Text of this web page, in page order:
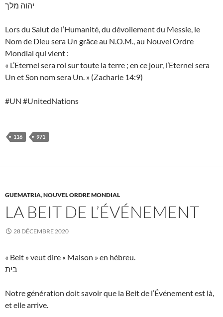
יהוה מלך
Lors du Salut de l’Humanité, du dévoilement du Messie, le
Nom de Dieu sera Un grâce au N.O.M., au Nouvel Ordre
Mondial qui vient :
« L’Eternel sera roi sur toute la terre ; en ce jour, l’Eternel sera
Un et Son nom sera Un. » (Zacharie 14:9)
#UN #UnitedNations
116 971
GUEMATRIA,NOUVEL ORDRE MONDIAL
LA BEIT DE L’ÉVÉNEMENT
28 DÉCEMBRE 2020
« Beit » veut dire « Maison » en hébreu.
בית
Notre génération doit savoir que la Beit de l’Événement est là,
et elle arrive.